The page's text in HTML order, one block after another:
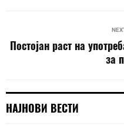
Постојан раст на
за
НАЈНОВИ ВЕСТИ